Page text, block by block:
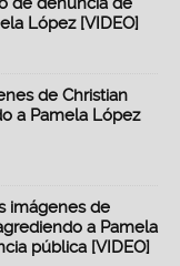
López [VIDEO]
de Christian
a Pamela López
imágenes de
a Pamela
pública [VIDEO]